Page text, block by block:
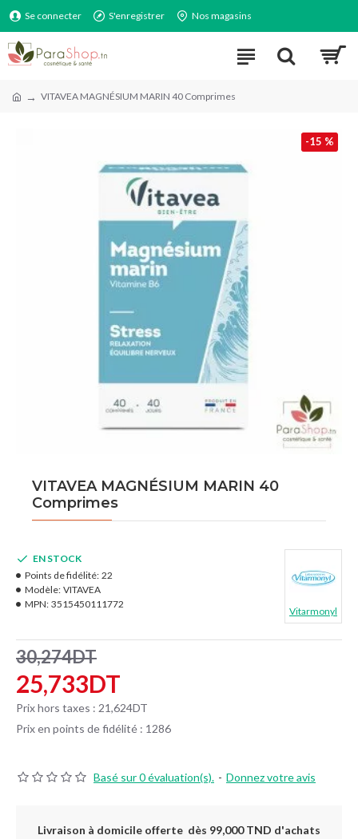
Se connecter S'enregistrer Nos magasins
VITAVEA MAGNÉSIUM MARIN 40 Comprimes
-15 %
VITAVEA MAGNÉSIUM MARIN 40
Comprimes
Basé sur 0 évaluation(s). - Donnez votre avis
25,733DT
30,274DT
Prix hors taxes : 21,624DT
Prix en points de fidélité : 1286
EN STOCK
Points de fidélité: 22
Modèle: VITAVEA
MPN: 3515450111772
Vitarmonyl
Livraison à domicile offerte dès 99,000 TND d'achats